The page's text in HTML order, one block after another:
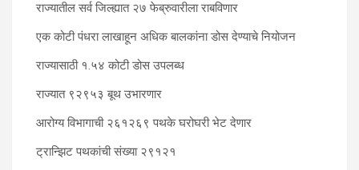
राज्यातील सर्व जिल्ह्यात २७ फेब्रुवारीला राबविणार
एक कोटी पंधरा लाखाहून अधिक बालकांना डोस देण्याचे नियोजन
राज्यासाठी १.५४ कोटी डोस उपलब्ध
राज्यात ९२९५३ बूथ उभारणार
आरोग्य विभागाची २६१२६९ पथके घरोघरी भेट देणार
ट्रान्झिट पथकांची संख्या २९१२१